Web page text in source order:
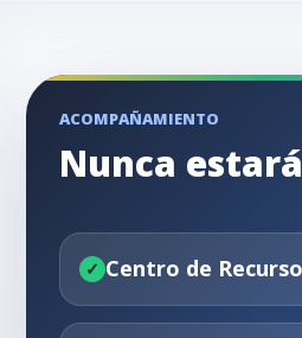
ACOMPAÑAMIENTO
Nunca
Centro de